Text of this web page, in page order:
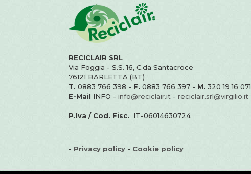
RECICLAIR SRL
Via Foggia - S.S. 16, C.da Santacroce
76121 BARLETTA (BT)
T. 0883 766 398 - F. 0883 766 397 - M.320 19 16 071
E-Mail INFO -info@reciclair.it -reciclair.srl@virgilio.it
P.Iva / Cod. Fisc. IT-06014630724
- Privacy policy - Cookie policy